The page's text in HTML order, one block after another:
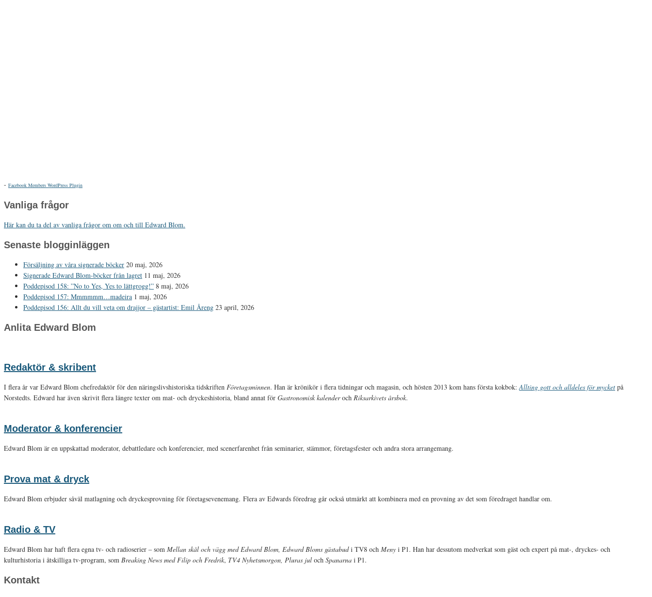
- Facebook Members WordPress Plugin
Vanliga frågor
Här kan du ta del av vanliga frågor om om och till Edward Blom.
Senaste blogginläggen
Försäljning av våra signerade böcker 20 maj, 2026
Signerade Edward Blom-böcker från lagret 11 maj, 2026
Poddepisod 158: ”No to Yes, Yes to lättgrogg!” 8 maj, 2026
Poddepisod 157: Mmmmmm…madeira 1 maj, 2026
Poddepisod 156: Allt du vill veta om drajjor – gästartist: Emil Åreng 23 april, 2026
Anlita Edward Blom
Redaktör & skribent
I flera år var Edward Blom chefredaktör för den näringslivshistoriska tidskriften Företagsminnen. Han är krönikör i flera tidningar och magasin, och hösten 2013 kom hans första kokbok:Allting gott och alldeles för mycket på
Norstedts. Edward har även skrivit flera längre texter om mat- och dryckeshistoria, bland annat för Gastronomisk kalenderoch Riksarkivets årsbok.
Moderator & konferencier
Edward Blom är en uppskattad moderator, debattledare och konferencier, med scenerfarenhet från seminarier, stämmor, företagsfester och andra stora arrangemang.
Prova mat & dryck
Edward Blom erbjuder såväl matlagning och dryckesprovning för företagsevenemang. Flera av Edwards föredrag går också utmärkt att kombinera med en provning av det som föredraget handlar om.
Radio & TV
Edward Blom har haft flera egna tv- och radioserier – som Mellan skål och vägg med Edward Blom, Edward Bloms gästabudi TV8 och Meny i P1. Han har dessutom medverkat som gäst och expert på mat-, dryckes- och
kulturhistoria i åtskilliga tv-program, som Breaking News med Filip och Fredrik, TV4 Nyhetsmorgon, Pluras jul och Spanarna i P1.
Kontakt